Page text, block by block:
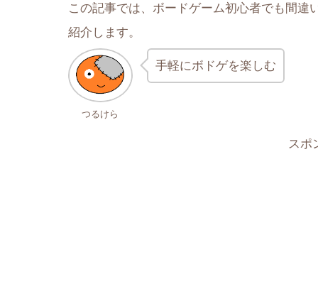
この記事では、ボードゲーム初心者でも間違
紹介します。
つるけら
手軽にボドゲを楽しむ
スポ